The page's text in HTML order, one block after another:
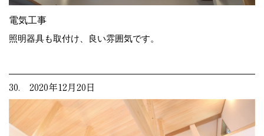
電気工事
照明器具も取付け、良い雰囲気です。
30. 2020年12月20日